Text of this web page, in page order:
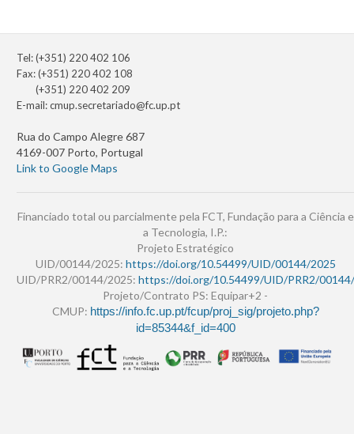
Tel: (+351) 220 402 106
Fax: (+351) 220 402 108
(+351) 220 402 209
E-mail:cmup.secretariado@fc.up.pt
Rua do Campo Alegre 687
4169-007 Porto, Portugal
Link to Google Maps
Financiado total ou parcialmente pela FCT, Fundação para a Ciência e
a Tecnologia, I.P.:
Projeto Estratégico
UID/00144/2025: https://doi.org/10.54499/UID/00144/2025
UID/PRR2/00144/2025: https://doi.org/10.54499/UID/PRR2/
Projeto/Contrato PS: Equipar+2 -
CMUP: https://info.fc.up.pt/fcup/proj_sig/projeto.php?
id=85344&f_id=400